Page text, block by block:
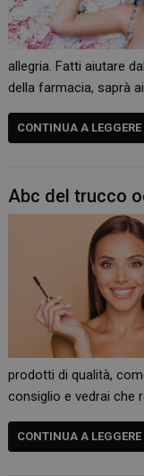
allegria. Fatti aiutare
della farmacia, saprà
CONTINUA A LEGGERE
Abc del trucco
prodotti di qualità,
consiglio e vedrai che
CONTINUA A LEGGERE